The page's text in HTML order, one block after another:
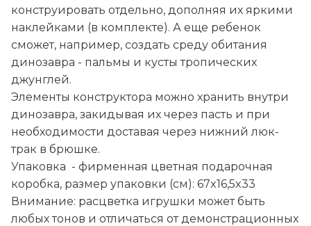
конструировать отдельно, дополняя их яркими
наклейками (в комплекте). А еще ребенок
сможет, например, создать среду обитания
динозавра - пальмы и кусты тропических
джунглей.
Элементы конструктора можно хранить внутри
динозавра, закидывая их через пасть и при
необходимости доставая через нижний люк-
трак в брюшке.
Упаковка - фирменная цветная подарочная
коробка, размер упаковки (см): 67x16,5x33
Внимание: расцветка игрушки может быть
любых тонов и отличаться от демонстрационных